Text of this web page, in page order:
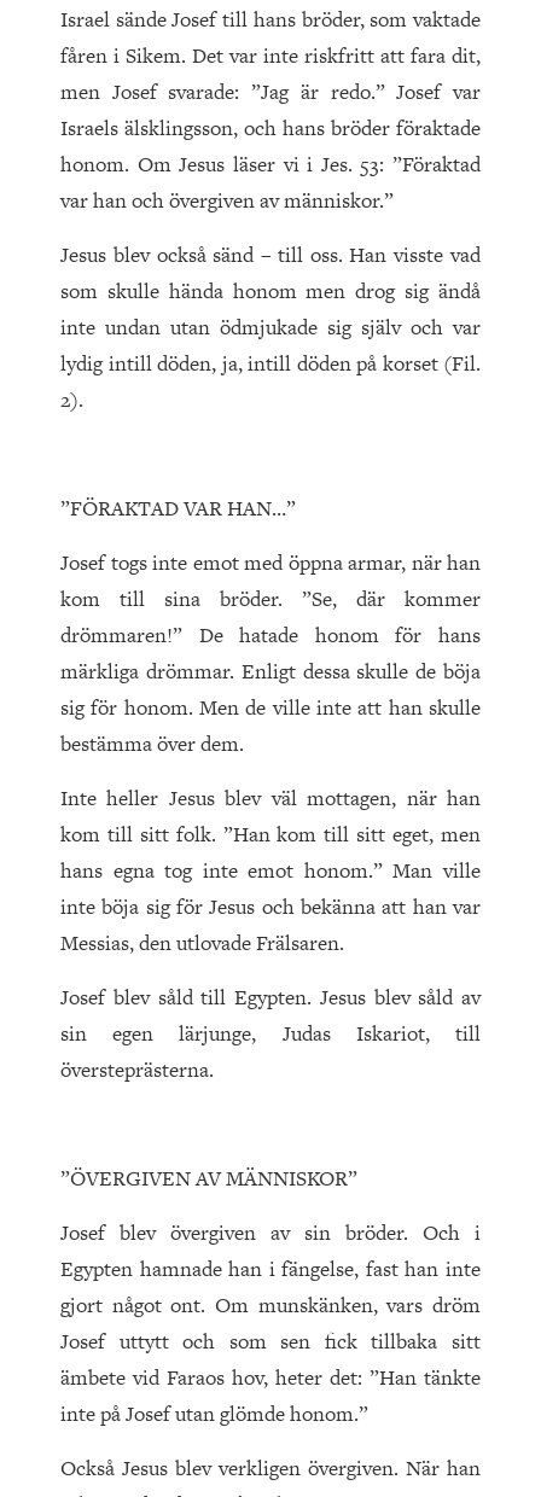
Israel sände Josef till hans bröder, som vaktade
fåren i Sikem. Det var inte riskfritt att fara dit,
men Josef svarade: ”Jag är redo.” Josef var
Israels älsklingsson, och hans bröder föraktade
honom. Om Jesus läser vi i Jes. 53: ”Föraktad
var han och övergiven av människor.”
Jesus blev också sänd – till oss. Han visste vad
som skulle hända honom men drog sig ändå
inte undan utan ödmjukade sig själv och var
lydig intill döden, ja, intill döden på korset (Fil.
2).
”FÖRAKTAD VAR HAN…”
Josef togs inte emot med öppna armar, när han
kom till sina bröder. ”Se, där kommer
drömmaren!” De hatade honom för hans
märkliga drömmar. Enligt dessa skulle de böja
sig för honom. Men de ville inte att han skulle
bestämma över dem.
Inte heller Jesus blev väl mottagen, när han
kom till sitt folk. ”Han kom till sitt eget, men
hans egna tog inte emot honom.” Man ville
inte böja sig för Jesus och bekänna att han var
Messias, den utlovade Frälsaren.
Josef blev såld till Egypten. Jesus blev såld av
sin egen lärjunge, Judas Iskariot, till
översteprästerna.
”ÖVERGIVEN AV MÄNNISKOR”
Josef blev övergiven av sin bröder. Och i
Egypten hamnade han i fängelse, fast han inte
gjort något ont. Om munskänken, vars dröm
Josef uttytt och som sen fick tillbaka sitt
ämbete vid Faraos hov, heter det: ”Han tänkte
inte på Josef utan glömde honom.”
Också Jesus blev verkligen övergiven. När han